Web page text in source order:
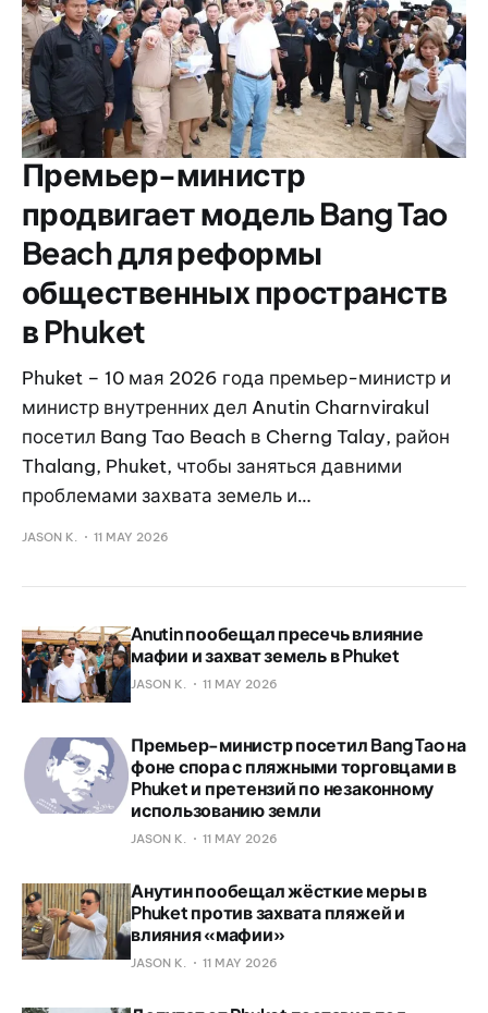
Премьер-министр
продвигает модель Bang Tao
Beach для реформы
общественных пространств
в Phuket
Phuket – 10 мая 2026 года премьер-министр и
министр внутренних дел Anutin Charnvirakul
посетил Bang Tao Beach в Cherng Talay, район
Thalang, Phuket, чтобы заняться давними
проблемами захвата земель и…
JASON K. 11 MAY 2026
Anutin пообещал пресечь влияние
мафии и захват земель в Phuket
JASON K. 11 MAY 2026
Премьер-министр посетил Bang Tao на
фоне спора с пляжными торговцами в
Phuket и претензий по незаконному
использованию земли
JASON K. 11 MAY 2026
Анутин пообещал жёсткие меры в
Phuket против захвата пляжей и
влияния «мафии»
JASON K. 11 MAY 2026